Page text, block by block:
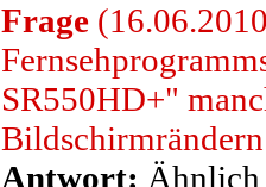
Frage
SR550HD+"
Antwort: Ähnlich